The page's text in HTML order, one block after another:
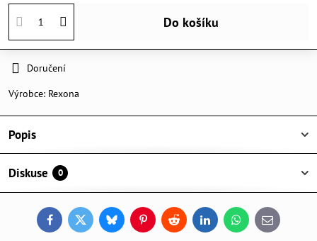
Do košíku
Doručení
Výrobce: Rexona
Popis
Diskuse 0
FacebookTwitterBlueskyPinterestReddit LinkedInWhatsApp
E-
mail